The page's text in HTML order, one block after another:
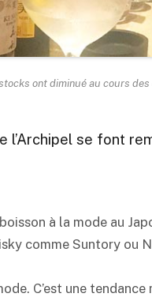
ont diminué au cours des
l’Archipel se font
à la mode au
comme Suntory ou
C’est une tendance